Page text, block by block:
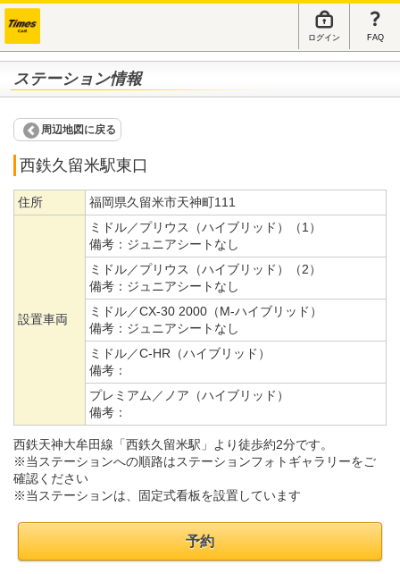
ログイン FAQ
ステーション情報
周辺地図に戻る
西鉄久留米駅東口
住所 福岡県久留米市天神町111
設置車両
ミドル／プリウス（ハイブリッド）（1）
備考： ジュニアシートなし
ミドル／プリウス（ハイブリッド）（2）
備考： ジュニアシートなし
ミドル／CX-30 2000（M-ハイブリッド）
備考： ジュニアシートなし
ミドル／C-HR（ハイブリッド）
備考：
プレミアム／ノア（ハイブリッド）
備考：
西鉄天神大牟田線「西鉄久留米駅」より徒歩約2分です。
※当ステーションへの順路はステーションフォトギャラリーをご
確認ください
※当ステーションは、固定式看板を設置しています
予約